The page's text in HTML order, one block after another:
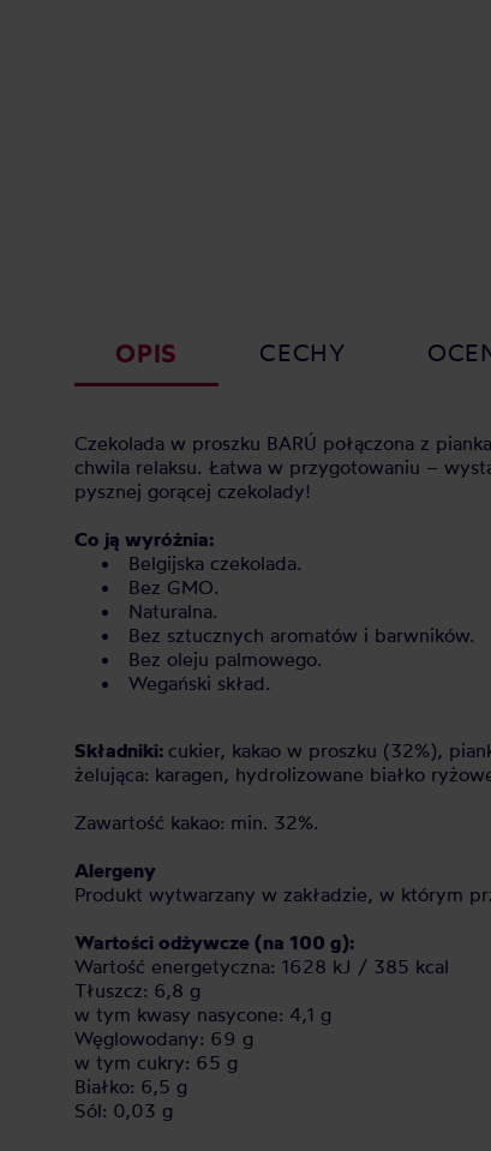
OPIS CECHY
Czekolada w proszku BARÚ połączona z
chwila relaksu. Łatwa w przygotowaniu –
pysznej gorącej czekolady!
Co ją wyróżnia:
Belgijska czekolada.
Bez GMO.
Naturalna.
Bez sztucznych aromatów i barwników.
Bez oleju palmowego.
Wegański skład.
Składniki: cukier, kakao w proszku (32%),
żelująca: karagen, hydrolizowane białko
Zawartość kakao: min. 32%.
Alergeny
Produkt wytwarzany w zakładzie, w którym
Wartości odżywcze (na 100 g):
Wartość energetyczna: 1628 kJ / 385 kcal
Tłuszcz: 6,8 g
w tym kwasy nasycone: 4,1 g
Węglowodany: 69 g
w tym cukry: 65 g
Białko: 6,5 g
Sól: 0,03 g